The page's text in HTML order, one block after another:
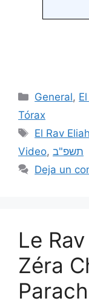
General,
Tórax
El Rav
Video, תשפ"ב
Deja un
Le
Zéra